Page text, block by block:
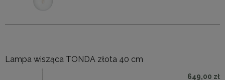
Lampa wisząca TONDA złota 40 cm
649,00 zł